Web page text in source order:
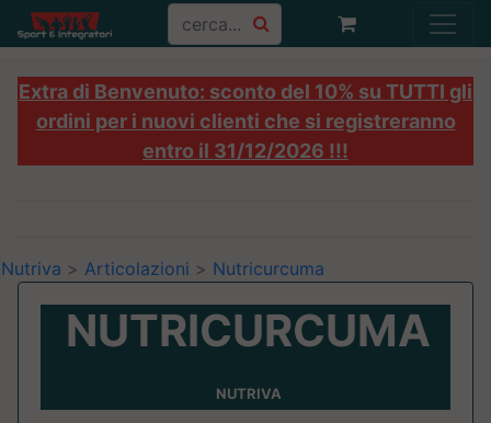
Extra di Benvenuto: sconto del 10% su TUTTI gli
ordini per i nuovi clienti che si registreranno
entro il 31/12/2026 !!!
Nutriva > Articolazioni > Nutricurcuma
NUTRICURCUMA
NUTRIVA